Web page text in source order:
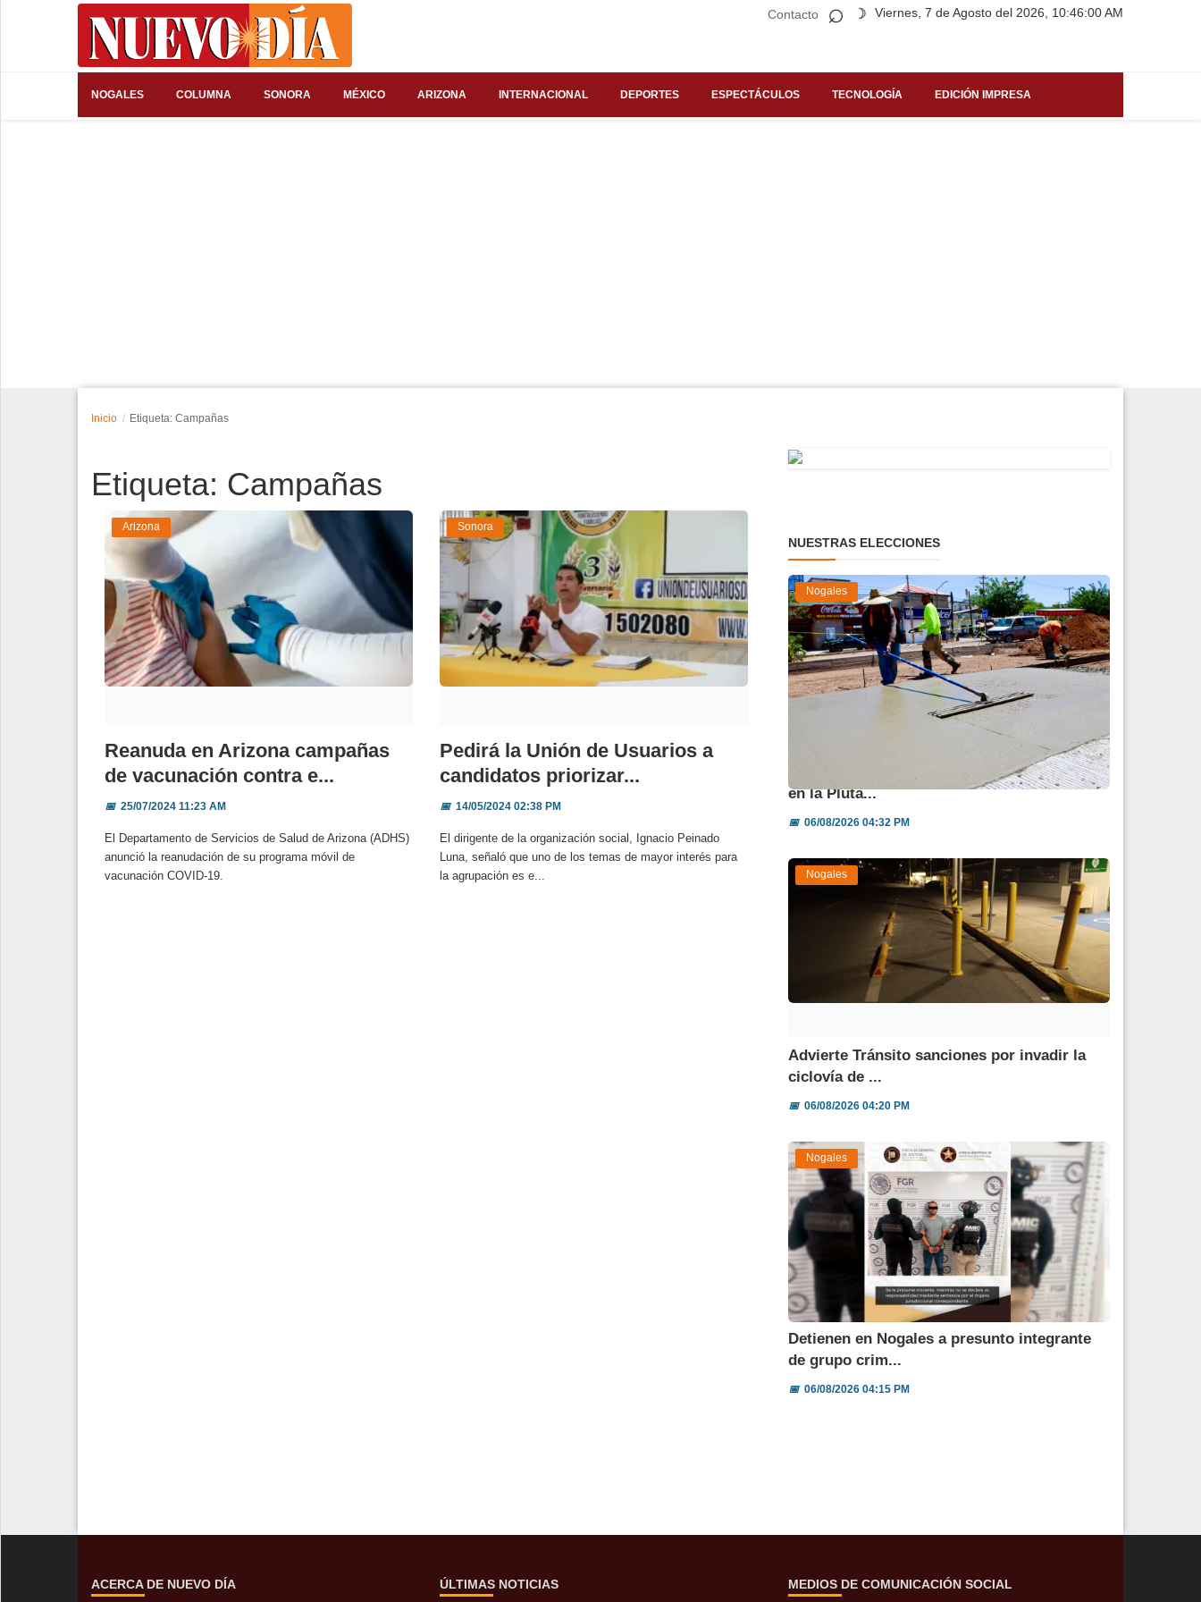
Contacto Viernes, 7 de Agosto del 2026, 10:46:00 AM
⌕ ☽
NOGALES COLUMNA SONORA MÉXICO ARIZONA INTERNACIONAL DEPORTES ESPECTÁCULOS TECNOLOGÍA EDICIÓN IMPRESA
Edición Impresa
Inicio Etiqueta: Campañas
Etiqueta: Campañas
Arizona
Reanuda en Arizona campañas
de vacunación contra e...
📅25/07/2024 11:23 AM
El Departamento de Servicios de Salud de Arizona (ADHS)
anunció la reanudación de su programa móvil de
vacunación COVID-19.
Sonora
Pedirá la Unión de Usuarios a
candidatos priorizar...
📅14/05/2024 02:38 PM
El dirigente de la organización social, Ignacio Peinado
Luna, señaló que uno de los temas de mayor interés para
la agrupación es e...
NUESTRAS ELECCIONES
Nogales
Avanza 45 % obra de reparación del socavón
en la Pluta...
📅06/08/2026 04:32 PM
Nogales
Advierte Tránsito sanciones por invadir la
ciclovía de ...
📅06/08/2026 04:20 PM
Nogales
Detienen en Nogales a presunto integrante
de grupo crim...
📅06/08/2026 04:15 PM
ACERCA DE NUEVO DÍA ÚLTIMAS NOTICIAS MEDIOS DE COMUNICACIÓN SOCIAL